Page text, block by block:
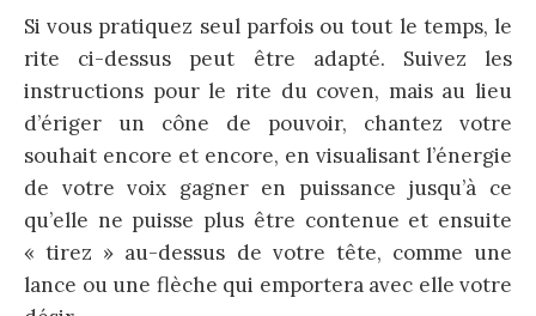
Si vous pratiquez seul parfois ou tout le temps, le
rite ci-dessus peut être adapté. Suivez les
instructions pour le rite du coven, mais au lieu
d’ériger un cône de pouvoir, chantez votre
souhait encore et encore, en visualisant l’énergie
de votre voix gagner en puissance jusqu’à ce
qu’elle ne puisse plus être contenue et ensuite
« tirez » au-dessus de votre tête, comme une
lance ou une flèche qui emportera avec elle votre